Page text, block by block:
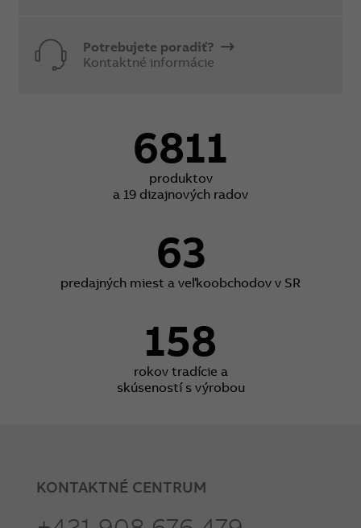
Potrebujete poradiť?
Kontaktné informácie
6811
produktov
a 19 dizajnových radov
63
predajných miest a veľkoobchodov v SR
158
rokov tradície a
skúseností s výrobou
KONTAKTNÉ CENTRUM